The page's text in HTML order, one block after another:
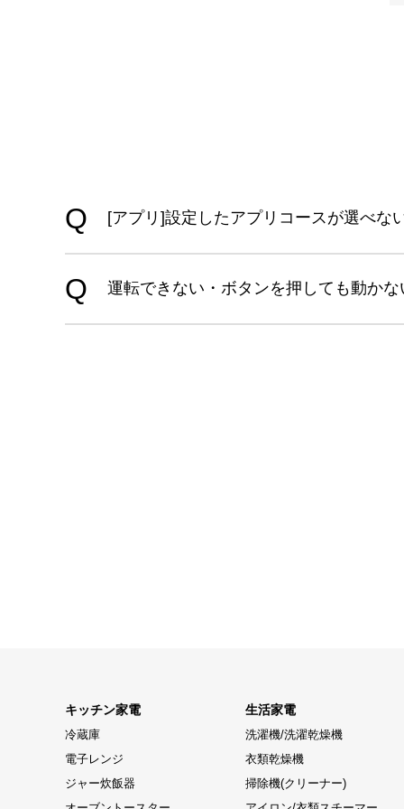
[アプリ]設定したアプリコースが選べな
運転できない・ボタンを押しても動か
キッチン家電
冷蔵庫
電子レンジ
ジャー炊飯器
生活家電
洗濯機/洗濯乾燥機
衣類乾燥機
掃除機(クリーナー)